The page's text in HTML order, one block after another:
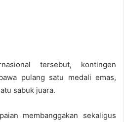
tersebut, kontingen
pulang satu medali emas,
sabuk juara.
membanggakan sekaligus